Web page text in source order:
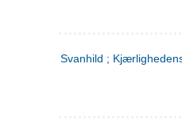
Svanhild ;